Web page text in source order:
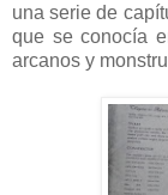
una serie de
que se conocía
arcanos y